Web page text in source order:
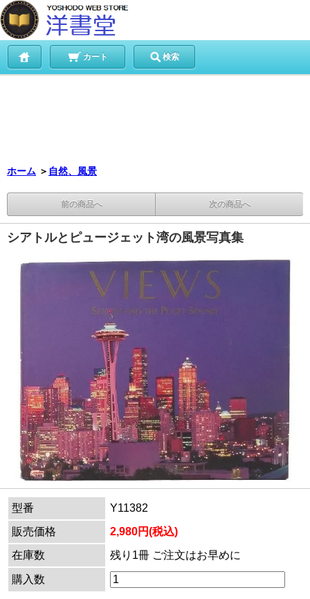
カート 検索
ホーム ＞ 自然、風景
前の商品へ 次の商品へ
シアトルとピュージェット湾の風景写真集
型番
Y11382
販売価格
2,980円(税込)
在庫数
残り1冊 ご注文はお早めに
購入数